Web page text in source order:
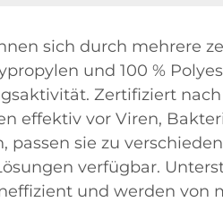
sich durch mehrere
und 100 %
Zertifiziert
effektiv vor Viren,
sie zu
verfügbar.
und werden